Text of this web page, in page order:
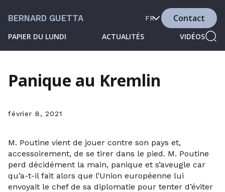
BERNARD GUETTA
PAPIER DU LUNDI ACTUALITÉS VIDÉOS
FR Contact
Panique au Kremlin
février 8, 2021
M. Poutine vient de jouer contre son pays et,
accessoirement, de se tirer dans le pied. M. Poutine
perd décidément la main, panique et s’aveugle car
qu’a-t-il fait alors que l’Union européenne lui
envoyait le chef de sa diplomatie pour tenter d’éviter